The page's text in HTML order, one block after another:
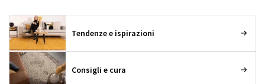
Tendenze e ispirazioni
Consigli e cura